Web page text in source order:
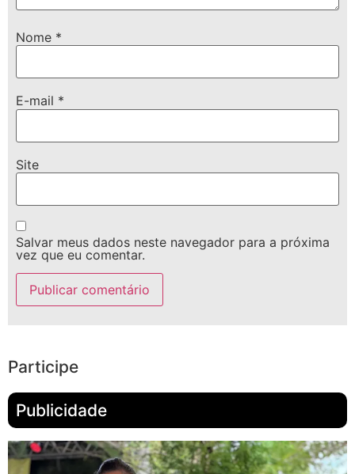
Nome *
E-mail *
Site
Salvar meus dados neste navegador para a próxima
vez que eu comentar.
Participe
Publicidade